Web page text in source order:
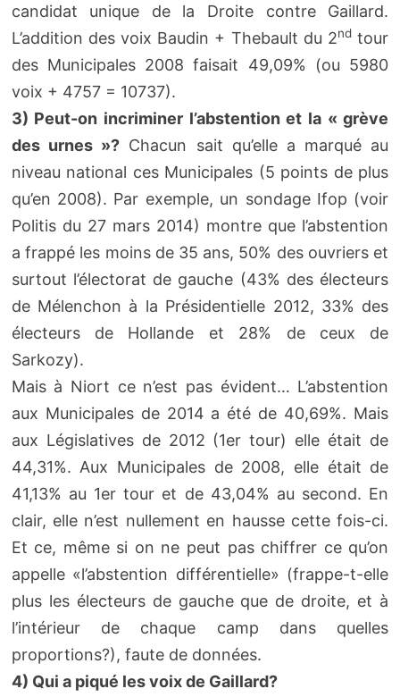
candidat unique de la Droite contre Gaillard.
L’addition des voix Baudin + Thebault du 2nd tour
des Municipales 2008 faisait 49,09% (ou 5980
voix + 4757 = 10737).
3) Peut-on incriminer l’abstention et la « grève
des urnes »? Chacun sait qu’elle a marqué au
niveau national ces Municipales (5 points de plus
qu’en 2008). Par exemple, un sondage Ifop (voir
Politis du 27 mars 2014) montre que l’abstention
a frappé les moins de 35 ans, 50% des ouvriers et
surtout l’électorat de gauche (43% des électeurs
de Mélenchon à la Présidentielle 2012, 33% des
électeurs de Hollande et 28% de ceux de
Sarkozy).
Mais à Niort ce n’est pas évident… L’abstention
aux Municipales de 2014 a été de 40,69%. Mais
aux Législatives de 2012 (1er tour) elle était de
44,31%. Aux Municipales de 2008, elle était de
41,13% au 1er tour et de 43,04% au second. En
clair, elle n’est nullement en hausse cette fois-ci.
Et ce, même si on ne peut pas chiffrer ce qu’on
appelle «l’abstention différentielle» (frappe-t-elle
plus les électeurs de gauche que de droite, et à
l’intérieur de chaque camp dans quelles
proportions?), faute de données.
4) Qui a piqué les voix de Gaillard?